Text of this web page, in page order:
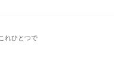
れひとつで